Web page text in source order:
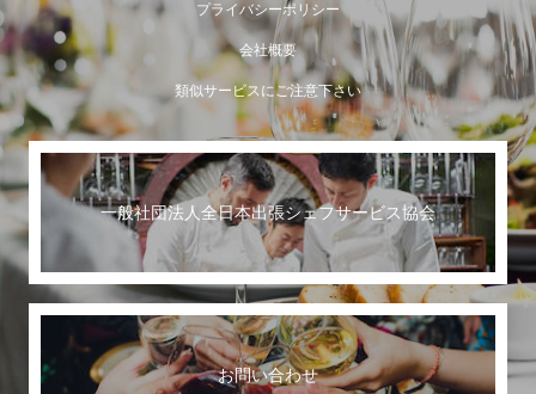
世界に誇る日本のおもてなし
プライバシーポリシー
会社概要
類似サービスにご注意下さい
一般社団法人全日本出張シェフサービス協会
お問い合わせ